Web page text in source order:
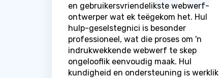
en gebruikersvriendelikste webwerf-
ontwerper wat ek teëgekom het. Hul
hulp-geselstegnici is besonder
professioneel, wat die proses om 'n
indrukwekkende webwerf te skep
ongelooflik eenvoudig maak. Hul
kundigheid en ondersteuning is werklik